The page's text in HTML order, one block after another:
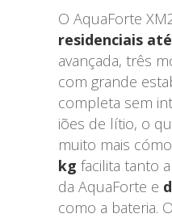
O AquaForte
residenciais
avançada, três
com grande
completa sem
iões de lítio, o
muito mais
kg facilita tanto
da AquaForte e
como a bateria.